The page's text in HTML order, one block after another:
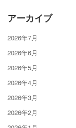
アーカイブ
2026年7月
2026年6月
2026年5月
2026年4月
2026年3月
2026年2月